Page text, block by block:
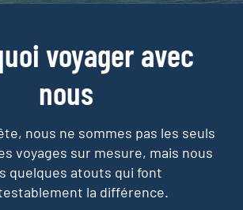
voyager avec
nous
nous ne sommes pas les seuls
voyages sur mesure, mais nous
quelques atouts qui font
la différence.